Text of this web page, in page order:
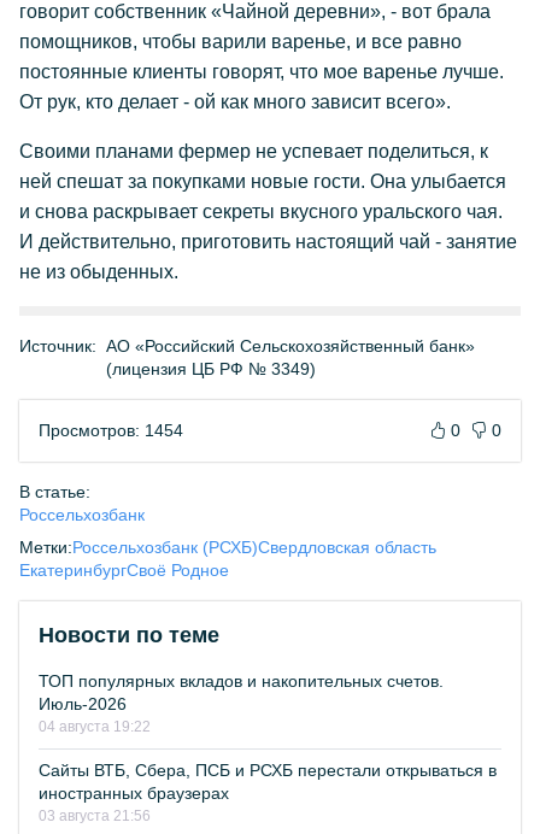
говорит собственник «Чайной деревни», - вот брала
помощников, чтобы варили варенье, и все равно
постоянные клиенты говорят, что мое варенье лучше.
От рук, кто делает - ой как много зависит всего».
Своими планами фермер не успевает поделиться, к
ней спешат за покупками новые гости. Она улыбается
и снова раскрывает секреты вкусного уральского чая.
И действительно, приготовить настоящий чай - занятие
не из обыденных.
Источник: АО «Российский Сельскохозяйственный банк»
(лицензия ЦБ РФ № 3349)
Просмотров: 1454 0 0
В статье:
Россельхозбанк
Метки:Россельхозбанк (РСХБ)Свердловская область
ЕкатеринбургСвоё Родное
Новости по теме
ТОП популярных вкладов и накопительных счетов.
Июль-2026
04 августа 19:22
Сайты ВТБ, Сбера, ПСБ и РСХБ перестали открываться в
иностранных браузерах
03 августа 21:56